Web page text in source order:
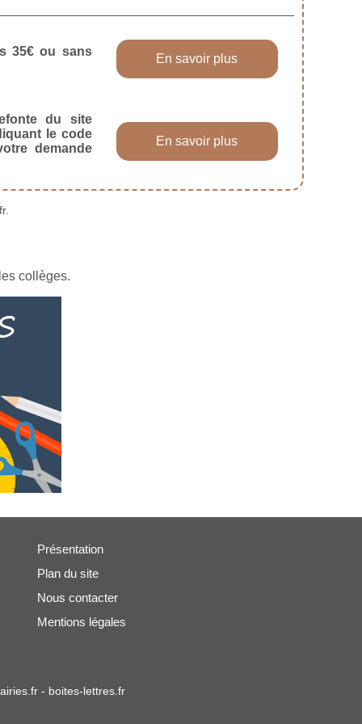
35€ ou sans
En savoir plus
du site
le code
demande
En savoir plus
collèges.
Présentation
Plan du site
Nous contacter
Mentions légales
- boites-lettres.fr